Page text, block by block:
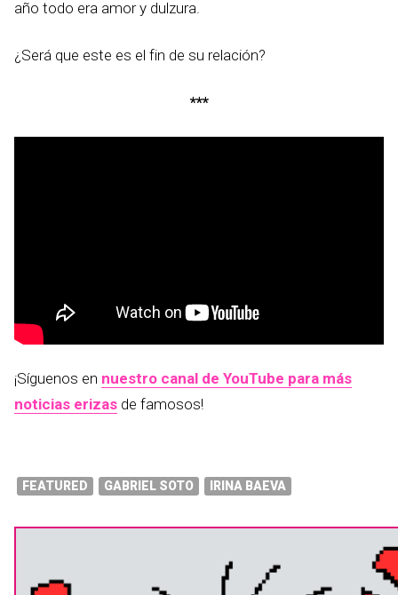
año todo era amor y dulzura.
¿Será que este es el fin de su relación?
***
¡Síguenos en nuestro canal de YouTube para más
noticias erizas de famosos!
FEATURED GABRIEL SOTO IRINA BAEVA